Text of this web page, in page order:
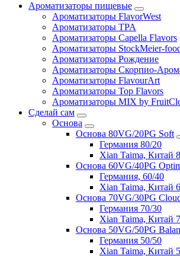
Ароматизаторы пищевые
Ароматизаторы FlavorWest
Ароматизаторы TPA
Ароматизаторы Capella Flavors
Ароматизаторы StockMeier-
Ароматизаторы Рождение
Ароматизаторы Скорпио-
Ароматизаторы FlavourArt
Ароматизаторы Top Flavors
Ароматизаторы MIX by
Сделай сам
Основа
Основа 80VG/20PG Soft
Германия 80/20
Xian Taima, Китай
Основа 60VG/40PG
Германия, 60/40
Xian Taima, Китай
Основа 70VG/30PG
Германия 70/30
Xian Taima, Китай
Основа 50VG/50PG
Германия 50/50
Xian Taima, Китай